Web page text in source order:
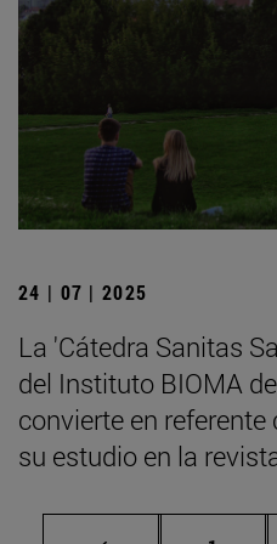
24 | 07 | 2025
La 'Cátedra Sanitas
del Instituto BIOMA
convierte en
su estudio en la